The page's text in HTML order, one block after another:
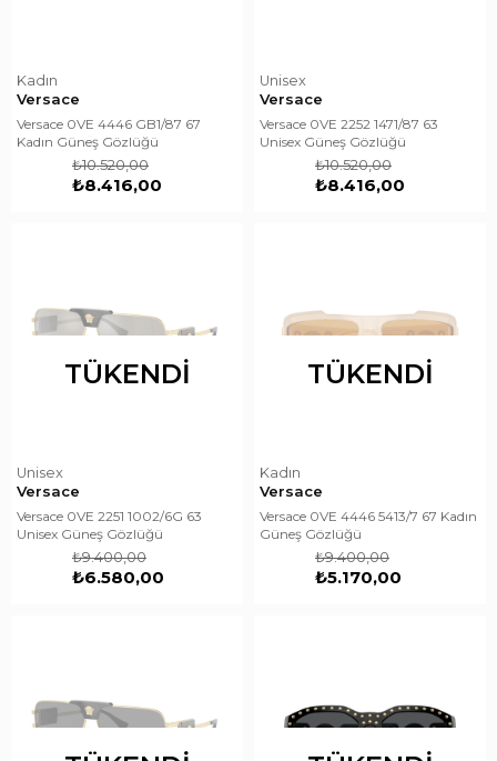
Kadın
Versace
Versace 0VE 4446 GB1/87 67
Kadın Güneş Gözlüğü
₺8.416,00
₺10.520,00
Unisex
Versace
Versace 0VE 2252 1471/87 63
Unisex Güneş Gözlüğü
₺8.416,00
₺10.520,00
TÜKENDI
Unisex
Versace
Versace 0VE 2251 1002/6G 63
Unisex Güneş Gözlüğü
₺6.580,00
₺9.400,00
TÜKENDI
Kadın
Versace
Versace 0VE 4446 5413/7 67 Kadın
Güneş Gözlüğü
₺5.170,00
₺9.400,00